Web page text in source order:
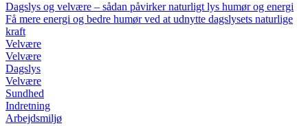
Dagslys og velvære – sådan påvirker naturligt lys humør og energi
Få mere energi og bedre humør ved at udnytte dagslysets naturlige
kraft
Velvære
Velvære
Dagslys
Velvære
Sundhed
Indretning
Arbejdsmiljø